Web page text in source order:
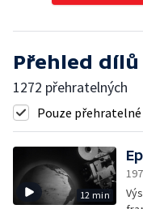
Přehled dílů
1272 přehratelných
Pouze
12 min